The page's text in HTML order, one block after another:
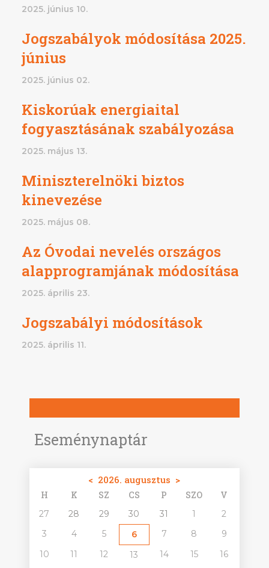
Eseménynaptár
< 2026. augusztus >
H K SZ CS P SZO V
27 28 29 30 31 1
2
3
4 5 6 7 8
9
10
11 12 13 14 15
16
2025. június 10.
Jogszabályok módosítása 2025.
június
2025. június 02.
Kiskorúak energiaital
fogyasztásának szabályozása
2025. május 13.
Miniszterelnöki biztos
kinevezése
2025. május 08.
Az Óvodai nevelés országos
alapprogramjának módosítása
2025. április 23.
Jogszabályi módosítások
2025. április 11.